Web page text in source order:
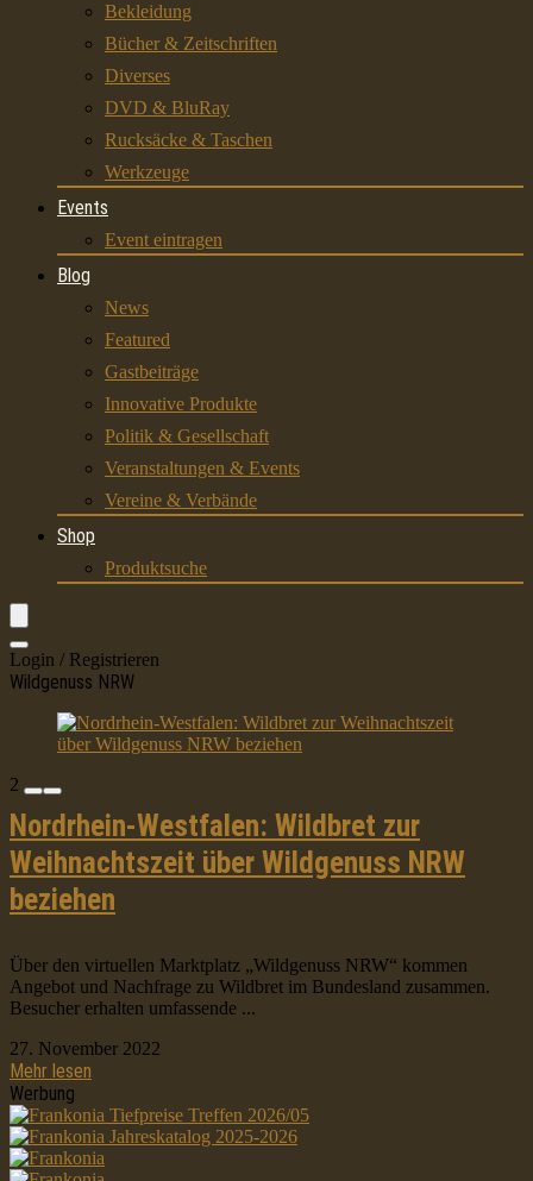
Bekleidung
Bücher & Zeitschriften
Diverses
DVD & BluRay
Rucksäcke & Taschen
Werkzeuge
Events
Event eintragen
Blog
News
Featured
Gastbeiträge
Innovative Produkte
Politik & Gesellschaft
Veranstaltungen & Events
Vereine & Verbände
Shop
Produktsuche
Login / Registrieren
Wildgenuss NRW
2
Nordrhein-Westfalen: Wildbret zur
Weihnachtszeit über Wildgenuss NRW
beziehen
Über den virtuellen Marktplatz „Wildgenuss NRW“ kommen
Angebot und Nachfrage zu Wildbret im Bundesland zusammen.
Besucher erhalten umfassende ...
27. November 2022
Mehr lesen
Werbung